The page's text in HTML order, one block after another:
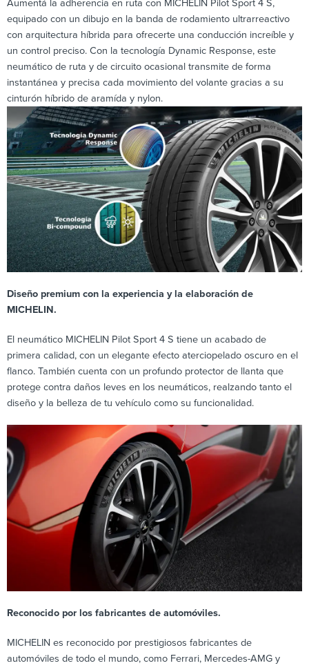
Aumentá la adherencia en ruta con MICHELIN Pilot Sport 4 S,
equipado con un dibujo en la banda de rodamiento ultrarreactivo
con arquitectura híbrida para ofrecerte una conducción increíble y
un control preciso. Con la tecnología Dynamic Response, este
neumático de ruta y de circuito ocasional transmite de forma
instantánea y precisa cada movimiento del volante gracias a su
cinturón híbrido de aramída y nylon.
Diseño premium con la experiencia y la elaboración de
MICHELIN.
El neumático MICHELIN Pilot Sport 4 S tiene un acabado de
primera calidad, con un elegante efecto aterciopelado oscuro en el
flanco. También cuenta con un profundo protector de llanta que
protege contra daños leves en los neumáticos, realzando tanto el
diseño y la belleza de tu vehículo como su funcionalidad.
Reconocido por los fabricantes de automóviles.
MICHELIN es reconocido por prestigiosos fabricantes de
automóviles de todo el mundo, como Ferrari, Mercedes-AMG y